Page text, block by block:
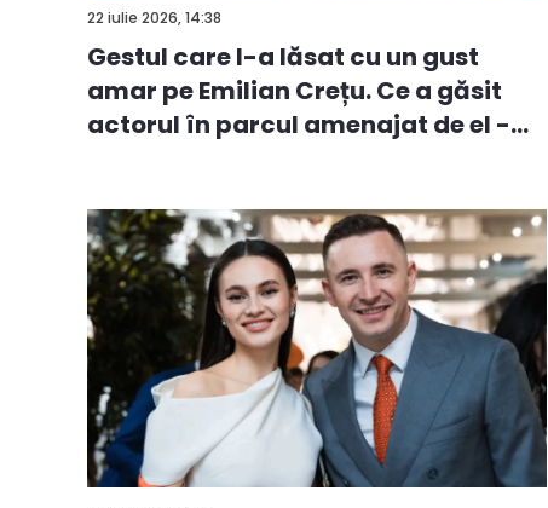
22 iulie 2026, 14:38
Gestul care l-a lăsat cu un gust
amar pe Emilian Crețu. Ce a găsit
actorul în parcul amenajat de el -